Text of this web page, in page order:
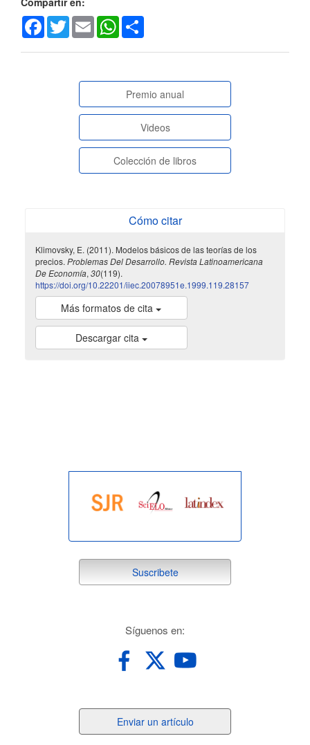
Facebook
TwitterEmail WhatsApp
paginasespeciales
Premio anual
Videos
Colección de libros
Cómo citar
Klimovsky, E. (2011). Modelos básicos de las teorías de los
precios. Problemas Del Desarrollo. Revista Latinoamericana
De Economía, 30(119).
https://doi.org/10.22201/iiec.20078951e.1999.119.28157
Más formatos de cita
Descargar cita
suscribete
Suscribete
Síguenos en:
un
Enviar un artículo